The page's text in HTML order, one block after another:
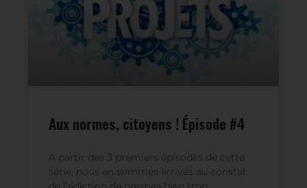
AUX NORMES, CITOYENS !
Aux normes, citoyens ! Épisode #4